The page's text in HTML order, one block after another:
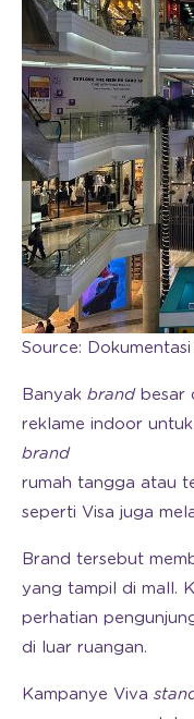
Source:
Banyak brandbesar
reklame indoor
brand
rumah tangga atau
seperti Visa juga
Brand tersebut
yang tampil di mall.
perhatian
di luar ruangan.
Kampanye Viva